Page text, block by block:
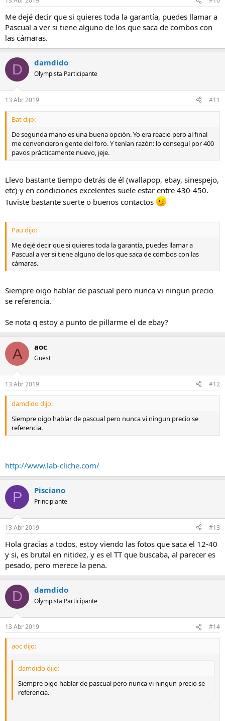
Me dejé decir que si quieres toda la garantía, puedes llamar a
Pascual a ver si tiene alguno de los que saca de combos con
las cámaras.
D damdido
Olympista Participante
13 Abr 2019 #11
Bat dijo:
De segunda mano es una buena opción. Yo era reacio pero al final
me convencieron gente del foro. Y tenían razón: lo conseguí por 400
pavos prácticamente nuevo, jeje.
Llevo bastante tiempo detrás de él (wallapop, ebay, sinespejo,
etc) y en condiciones excelentes suele estar entre 430-450.
Tuviste bastante suerte o buenos contactos
Pau dijo:
Me dejé decir que si quieres toda la garantía, puedes llamar a
Pascual a ver si tiene alguno de los que saca de combos con las
cámaras.
Siempre oigo hablar de pascual pero nunca vi ningun precio
se referencia.
Se nota q estoy a punto de pillarme el de ebay?
A aoc
Guest
13 Abr 2019 #12
damdido dijo:
Siempre oigo hablar de pascual pero nunca vi ningun precio se
referencia.
http://www.lab-cliche.com/
P Pisciano
Principiante
13 Abr 2019 #13
Hola gracias a todos, estoy viendo las fotos que saca el 12-40
y si, es brutal en nitidez, y es el TT que buscaba, al parecer es
pesado, pero merece la pena.
D damdido
Olympista Participante
13 Abr 2019 #14
aoc dijo:
damdido dijo:
Siempre oigo hablar de pascual pero nunca vi ningun precio se
referencia.